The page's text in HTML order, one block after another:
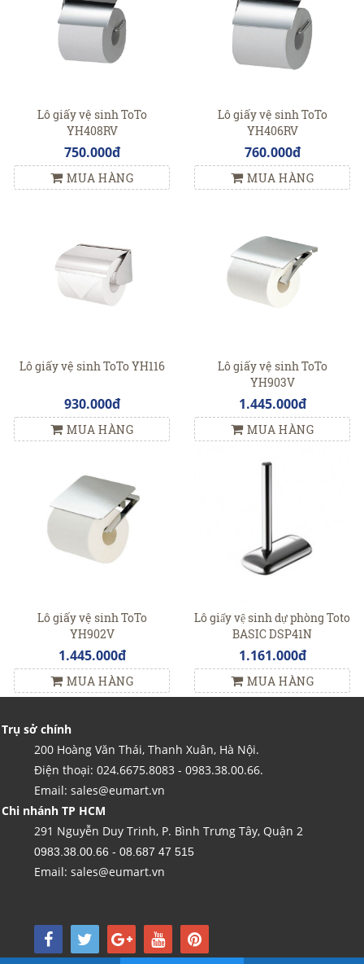
Lô giấy vệ sinh ToTo
YH408RV
750.000đ
MUA HÀNG
Lô giấy vệ sinh ToTo
YH406RV
760.000đ
MUA HÀNG
Lô giấy vệ sinh ToTo YH116
930.000đ
MUA HÀNG
Lô giấy vệ sinh ToTo
YH903V
1.445.000đ
MUA HÀNG
Lô giấy vệ sinh ToTo
YH902V
1.445.000đ
MUA HÀNG
Lô giấy vệ sinh dự phòng Toto
BASIC DSP41N
1.161.000đ
MUA HÀNG
Trụ sở chính
200 Hoàng Văn Thái, Thanh Xuân, Hà Nội.
Điện thoại: 024.6675.8083 - 0983.38.00.66.
Email: sales@eumart.vn
Chi nhánh TP HCM
291 Nguyễn Duy Trinh, P. Bình Trưng Tây, Quận 2
0983.38.00.66 - 08.687 47 515
Email: sales@eumart.vn